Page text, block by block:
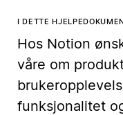
I DETTE
Hos Notion
våre om
funksjonalitet